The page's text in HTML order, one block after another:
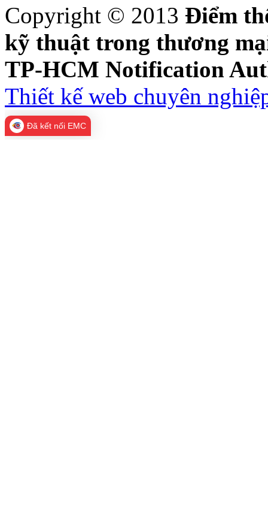
Copyright © 2013 Điểm
kỹ thuật trong thương
TP-HCM Notification
Thiết kế web chuyên
Đã kết nối EMC